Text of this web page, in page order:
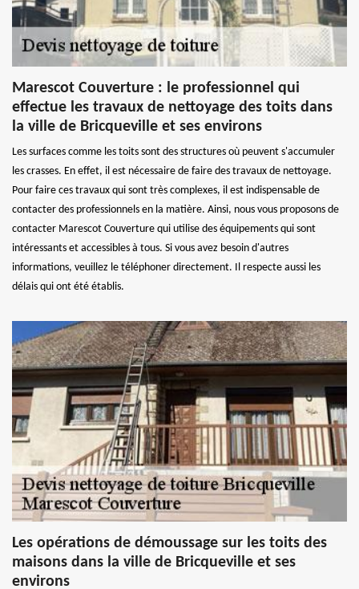
Marescot Couverture : le professionnel qui
effectue les travaux de nettoyage des toits dans
la ville de Bricqueville et ses environs
Les surfaces comme les toits sont des structures où peuvent s'accumuler
les crasses. En effet, il est nécessaire de faire des travaux de nettoyage.
Pour faire ces travaux qui sont très complexes, il est indispensable de
contacter des professionnels en la matière. Ainsi, nous vous proposons de
contacter Marescot Couverture qui utilise des équipements qui sont
intéressants et accessibles à tous. Si vous avez besoin d'autres
informations, veuillez le téléphoner directement. Il respecte aussi les
délais qui ont été établis.
Les opérations de démoussage sur les toits des
maisons dans la ville de Bricqueville et ses
environs